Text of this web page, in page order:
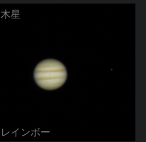
木星
レインボー